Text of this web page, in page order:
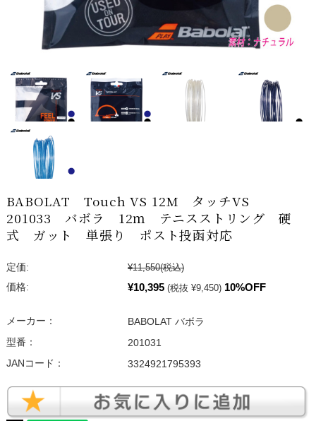
BABOLAT Touch VS 12M タッチVS
201033 バボラ 12ｍ テニスストリング 硬
式 ガット 単張り ポスト投函対応
定価: ¥11,550(税込)
価格:
¥10,395 (税抜 ¥9,450) 10%OFF
メーカー：
BABOLAT バボラ
型番：
201031
JANコード：
3324921795393